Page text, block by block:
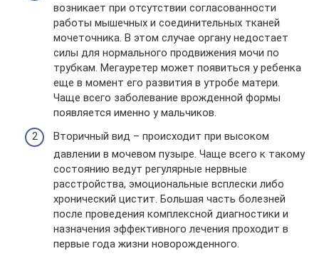
возникает при отсутствии согласованности
работы мышечных и соединительных тканей
мочеточника. В этом случае органу недостает
силы для нормального продвижения мочи по
трубкам. Мегауретер может появиться у ребенка
еще в момент его развития в утробе матери.
Чаще всего заболевание врожденной формы
появляется именно у мальчиков.
Вторичный вид – происходит при высоком
давлении в мочевом пузыре. Чаще всего к такому
состоянию ведут регулярные нервные
расстройства, эмоциональные всплески либо
хронический цистит. Большая часть болезней
после проведения комплексной диагностики и
назначения эффективного лечения проходит в
первые года жизни новорожденного.